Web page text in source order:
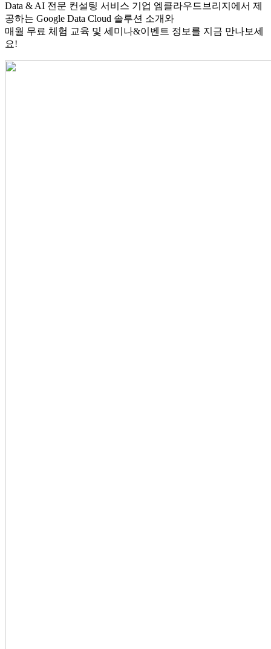
Data & AI 전문 컨설팅 서비스 기업 엠클라우드브리지에서 제
공하는 Google Data Cloud 솔루션 소개와
매월 무료 체험 교육 및 세미나&이벤트 정보를 지금 만나보세
요!